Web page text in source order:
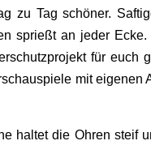
zu Tag schöner.
sprießt an jeder
für euch
mit eigenen
haltet die Ohren steif